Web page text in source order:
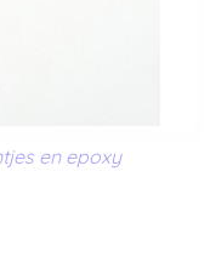
en epoxy